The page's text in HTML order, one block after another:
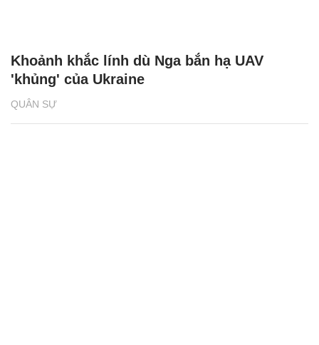
QUÂN SỰ
Khoảnh khắc lính dù Nga bắn hạ UAV
'khủng' của Ukraine